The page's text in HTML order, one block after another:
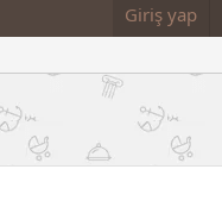
Giriş yap